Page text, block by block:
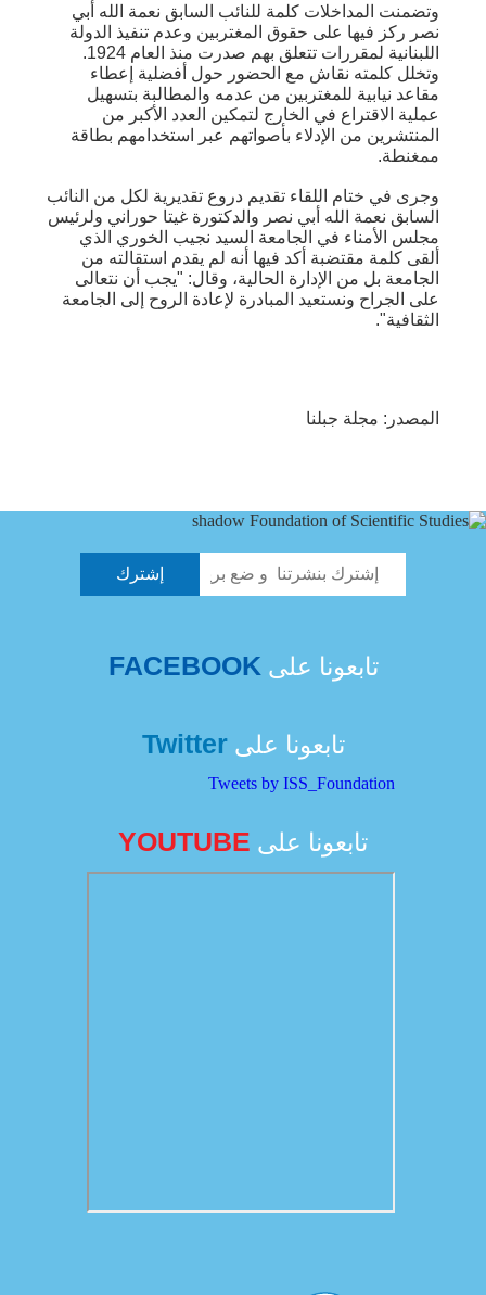
وتضمنت المداخلات كلمة للنائب السابق نعمة الله أبي
نصر ركز فيها على حقوق المغتربين وعدم تنفيذ الدولة
اللبنانية لمقررات تتعلق بهم صدرت منذ العام 1924.
وتخلل كلمته نقاش مع الحضور حول أفضلية إعطاء
مقاعد نيابية للمغتربين من عدمه والمطالبة بتسهيل
عملية الاقتراع في الخارج لتمكين العدد الأكبر من
المنتشرين من الإدلاء بأصواتهم عبر استخدامهم بطاقة
ممغنطة.
وجرى في ختام اللقاء تقديم دروع تقديرية لكل من النائب
السابق نعمة الله أبي نصر والدكتورة غيتا حوراني ولرئيس
مجلس الأمناء في الجامعة السيد نجيب الخوري الذي
ألقى كلمة مقتضبة أكد فيها أنه لم يقدم استقالته من
الجامعة بل من الإدارة الحالية، وقال: "يجب أن نتعالى
على الجراح ونستعيد المبادرة لإعادة الروح إلى الجامعة
الثقافية".
المصدر: مجلة جبلنا
تابعونا على FACEBOOK
تابعونا علىTwitter
Tweets by ISS_Foundation
تابعونا على YOUTUBE